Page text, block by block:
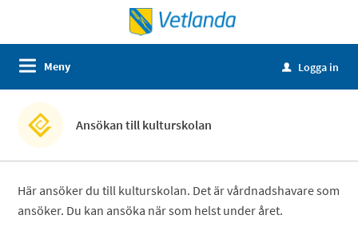
Meny u Logga in
Ansökan till kulturskolan
Här ansöker du till kulturskolan. Det är vårdnadshavare som
ansöker. Du kan ansöka när som helst under året.